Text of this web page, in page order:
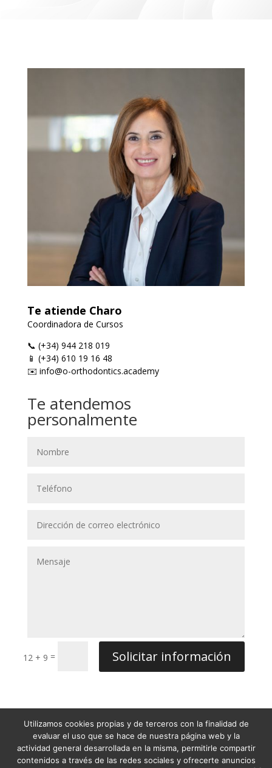
Te atiende Charo
Coordinadora de Cursos
📞 (+34) 944 218 019
📱 (+34) 610 19 16 48
✉️ info@o-orthodontics.academy
Te atendemos
personalmente
12 + 9 = Solicitar información
Condiciones Generales de Venta
Términos y condiciones
Política de Privacidad
Aviso Legal
Utilizamos cookies propias y de terceros con la finalidad de
evaluar el uso que se hace de nuestra página web y la
actividad general desarrollada en la misma, permitirle compartir
contenidos a través de las redes sociales y ofrecerte anuncios